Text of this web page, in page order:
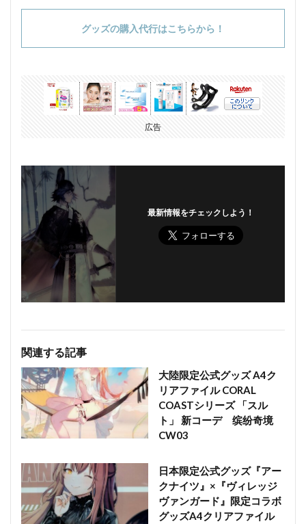
グッズの購入代行はこちらから！
広告
最新情報をチェックしよう！
関連する記事
大陸限定公式グッズ A4ク
リアファイル CORAL
COASTシリーズ 「スル
ト」 新コーデ 缤纷奇境
CW03
日本限定公式グッズ『アー
クナイツ』×『ヴィレッジ
ヴァンガード』限定コラボ
グッズA4クリアファイル